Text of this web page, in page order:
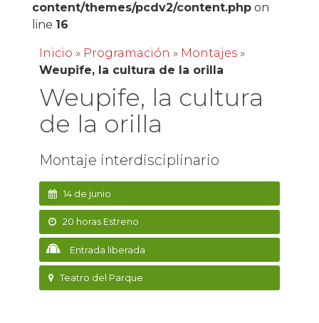
content/themes/pcdv2/content.phpon
line 16
Inicio » Programación » Montajes»
Weupife, la cultura de la orilla
Weupife, la cultura
de la orilla
Montaje interdisciplinario
14 de junio
20 horas Estreno
Entrada liberada
Teatro del Parque